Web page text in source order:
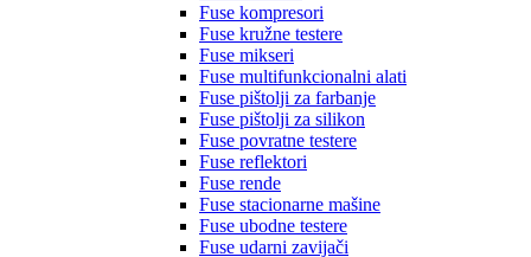
Fuse kompresori
Fuse kružne testere
Fuse mikseri
Fuse multifunkcionalni alati
Fuse pištolji za farbanje
Fuse pištolji za silikon
Fuse povratne testere
Fuse reflektori
Fuse rende
Fuse stacionarne mašine
Fuse ubodne testere
Fuse udarni zavijači